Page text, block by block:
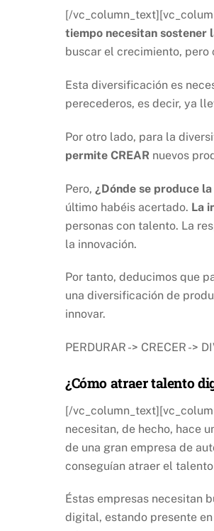
[/
tiempo necesitan sostener
buscar el crecimiento,
Esta diversificación es
perecederos, es decir, ya
Por otro lado, para la
permite CREAR nuevos
Pero, ¿Dónde se produce
último habéis acertado. La
personas con talento. La
la innovación.
Por tanto, deducimos que
una diversificación de
innovar.
PERDURAR -> CRECER ->
¿Cómo atraer talento
[/
necesitan, de hecho, hace
de una gran empresa de
conseguían atraer el
Éstas empresas necesitan
digital, estando presente